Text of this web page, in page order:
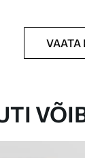
VAATA